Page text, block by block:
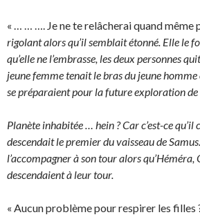
« … … …. Je ne te relâcherai quand même
rigolant alors qu’il semblait étonné. Elle le
qu’elle ne l’embrasse, les deux personnes
jeune femme tenait le bras du jeune homme
se préparaient pour la future exploration de
Planète inhabitée … hein ? Car c’est-ce
descendait le premier du vaisseau de
l’accompagner à son tour alors
descendaient à leur tour.
« Aucun problème pour respirer les filles